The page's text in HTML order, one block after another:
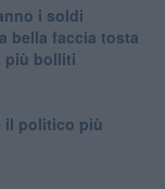
i soldi
bella faccia tosta
più bolliti
il politico più